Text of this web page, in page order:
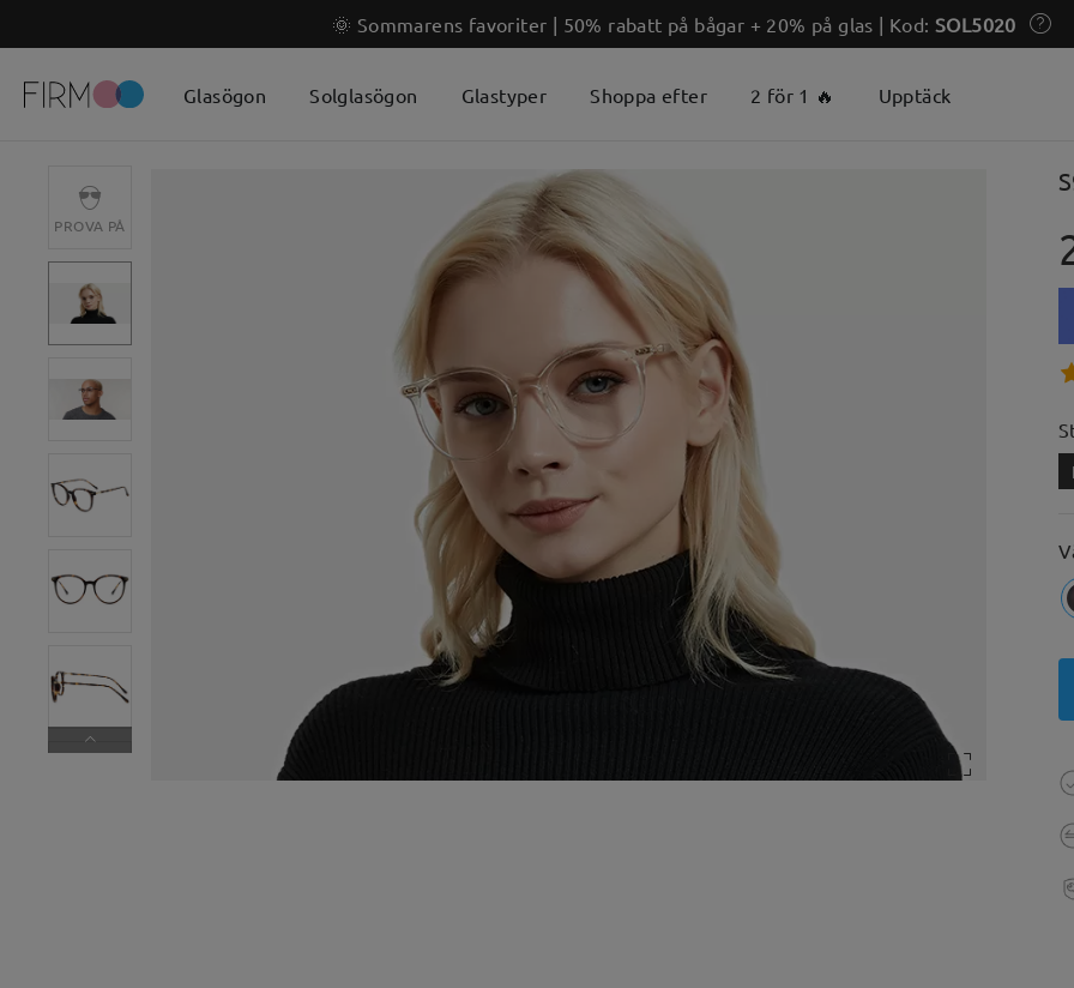
🌞 Sommarens favoriter | 50% rabatt på bågar + 20% på glas | Kod:SOL5020
Glasögon Solglasögon Glastyper Shoppa efter 2 för 1 🔥 Upptäck
PROVA PÅ